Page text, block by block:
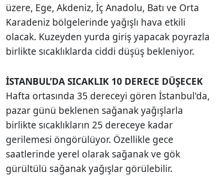
üzere, Ege, Akdeniz, İç Anadolu, Batı ve Orta
Karadeniz bölgelerinde yağışlı hava etkili
olacak. Kuzeyden yurda giriş yapacak poyrazla
birlikte sıcaklıklarda ciddi düşüş bekleniyor.
İSTANBUL’DA SICAKLIK 10 DERECE DÜŞECEK
Hafta ortasında 35 dereceyi gören İstanbul'da,
pazar günü beklenen sağanak yağışlarla
birlikte sıcaklıkların 25 dereceye kadar
gerilemesi öngörülüyor. Özellikle gece
saatlerinde yerel olarak sağanak ve gök
gürültülü sağanak yağışlar görülebilir.